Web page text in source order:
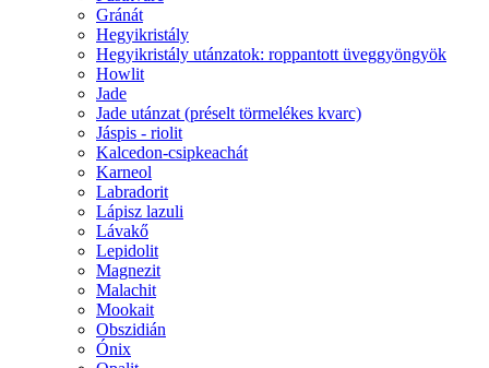
Gránát
Hegyikristály
Hegyikristály utánzatok: roppantott üveggyöngyök
Howlit
Jade
Jade utánzat (préselt törmelékes kvarc)
Jáspis - riolit
Kalcedon-csipkeachát
Karneol
Labradorit
Lápisz lazuli
Lávakő
Lepidolit
Magnezit
Malachit
Mookait
Obszidián
Ónix